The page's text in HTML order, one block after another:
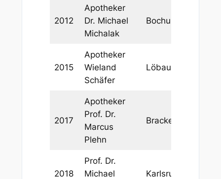
2012
Apotheker
Dr. Michael
Michalak
Bochum
2015
Apotheker
Wieland
Schäfer
Löbau
2017
Apotheker
Prof. Dr.
Marcus
Plehn
Brackenheim
2018
Prof. Dr.
Michael
Karlsruhe